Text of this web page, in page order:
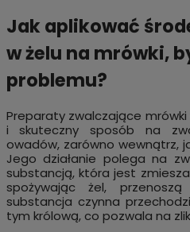
Jak aplikować
w żelu na mrówki,
problemu?
Preparaty zwalczające
i skuteczny sposób na
owadów, zarówno wewnątrz,
Jego działanie polega na
substancją, która jest
spożywając żel,
substancja czynna
tym królową, co pozwala na